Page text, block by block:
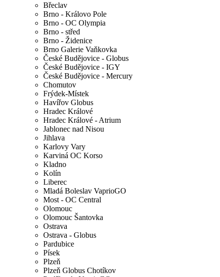
Břeclav
Brno - Královo Pole
Brno - OC Olympia
Brno - střed
Brno - Židenice
Brno Galerie Vaňkovka
České Budějovice - Globus
České Budějovice - IGY
České Budějovice - Mercury
Chomutov
Frýdek-Místek
Havířov Globus
Hradec Králové
Hradec Králové - Atrium
Jablonec nad Nisou
Jihlava
Karlovy Vary
Karviná OC Korso
Kladno
Kolín
Liberec
Mladá Boleslav VaprioGO
Most - OC Central
Olomouc
Olomouc Šantovka
Ostrava
Ostrava - Globus
Pardubice
Písek
Plzeň
Plzeň Globus Chotíkov